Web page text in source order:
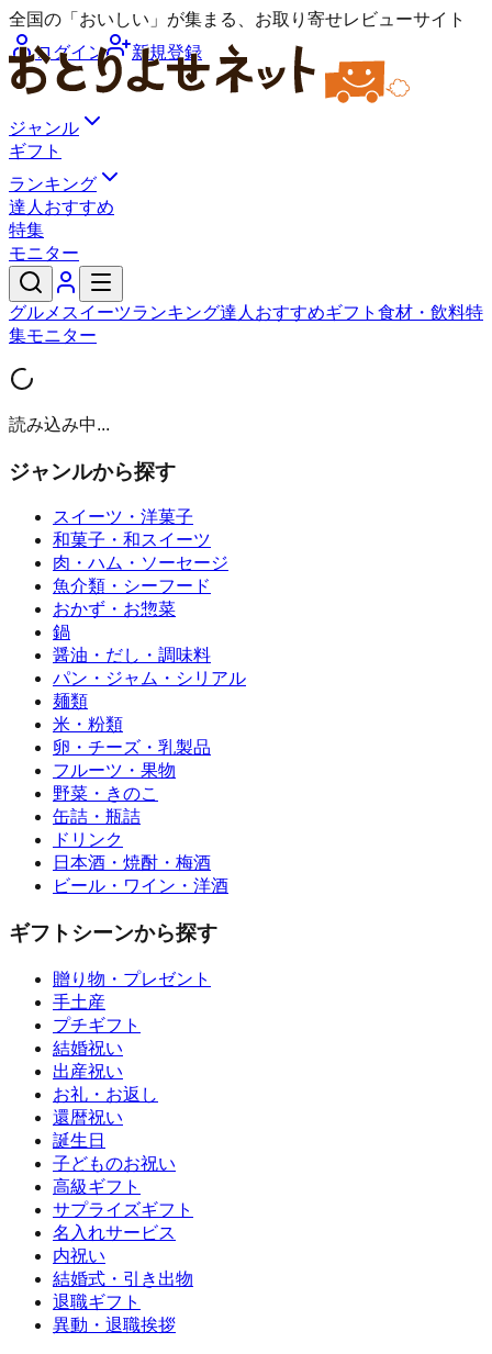
全国の「おいしい」が集まる、お取り寄せレビューサイト
ログイン
新規登録
ジャンル
ギフト
ランキング
達人おすすめ
特集
モニター
グルメ スイーツランキング達人おすすめギフト 食材・飲料特
集モニター
読み込み中...
ジャンルから探す
スイーツ・洋菓子
和菓子・和スイーツ
肉・ハム・ソーセージ
魚介類・シーフード
おかず・お惣菜
鍋
醤油・だし・調味料
パン・ジャム・シリアル
麺類
米・粉類
卵・チーズ・乳製品
フルーツ・果物
野菜・きのこ
缶詰・瓶詰
ドリンク
日本酒・焼酎・梅酒
ビール・ワイン・洋酒
ギフトシーンから探す
贈り物・プレゼント
手土産
プチギフト
結婚祝い
出産祝い
お礼・お返し
還暦祝い
誕生日
子どものお祝い
高級ギフト
サプライズギフト
名入れサービス
内祝い
結婚式・引き出物
退職ギフト
異動・退職挨拶